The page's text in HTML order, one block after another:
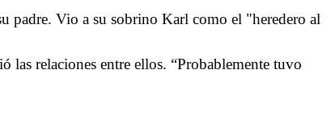
padre. Vio a su sobrino Karl como el "heredero al
relaciones entre ellos. “Probablemente tuvo